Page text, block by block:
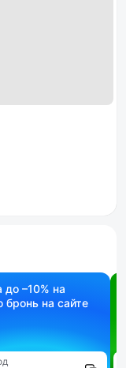
до –10% на
бронь на сайте